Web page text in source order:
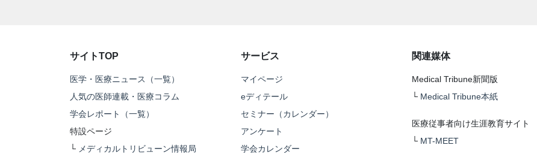
サイトTOP
医学・医療ニュース（一覧）
人気の医師連載・医療コラム
学会レポート（一覧）
特設ページ
└ メディカルトリビューン情報局
サービス
マイページ
eディテール
セミナー（カレンダー）
アンケート
学会カレンダー
関連媒体
Medical Tribune新聞版
└ Medical Tribune本紙
医療従事者向け生涯教育サイト
└ MT-MEET